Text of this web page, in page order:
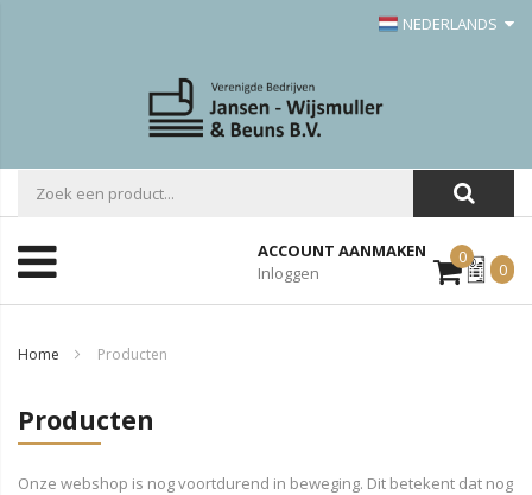
NEDERLANDS
ACCOUNT AANMAKEN
Inloggen
0Mijn
Offerte
0
Home Producten
Producten
Onze webshop is nog voortdurend in beweging. Dit betekent dat nog